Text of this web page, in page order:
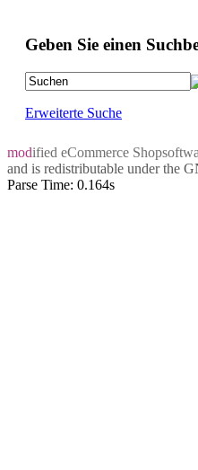
Geben Sie einen
Erweiterte Suche
modified eCommerce
and is redistributable under the
Parse Time: 0.164s